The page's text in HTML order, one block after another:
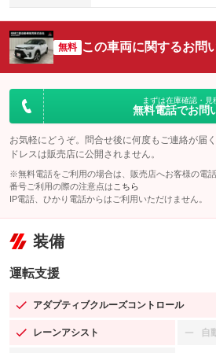
無料 この車両に関するお問
まずは在庫確認・見
無料電話でお問
お気軽にどうぞ。問合せ後に何度もご連絡が届
ドレスは販売店に公開されません。
※無料電話をご利用の場合は、販売店へお客様の電
番号ご利用の際の注意点は こちら
IP電話、ひかり電話からはご利用いただけません。
装備
運転支援
アダプティブクルーズコントロール
：装備あり
レーンアシスト
：装備あり 自
：